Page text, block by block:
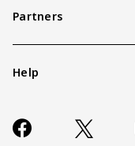
Partners
Help
Contact
FAQ
Socials
https:// X